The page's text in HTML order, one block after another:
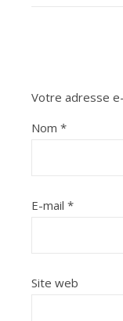
Votre adresse
Nom *
E-mail *
Site web